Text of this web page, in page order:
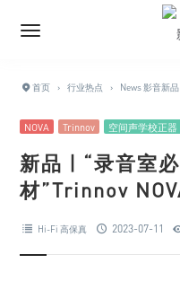
首页 › 行业热点 › News 影音新品
NOVA Trinnov 空间声学校正器
新品 | “录音室
材”Trinnov
Hi-Fi 高保真 2023-07-11